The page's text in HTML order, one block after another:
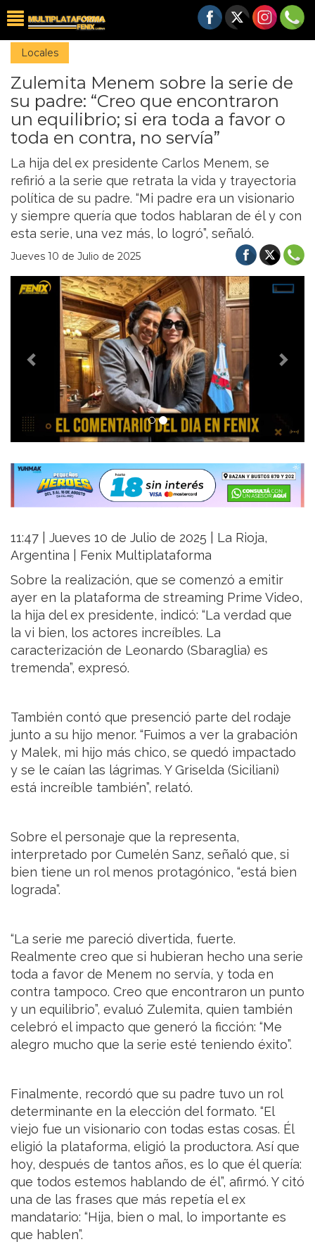
Locales
Zulemita Menem sobre la serie de
su padre: “Creo que encontraron
un equilibrio; si era toda a favor o
toda en contra, no servía”
La hija del ex presidente Carlos Menem, se
refirió a la serie que retrata la vida y trayectoria
política de su padre. “Mi padre era un visionario
y siempre quería que todos hablaran de él y con
esta serie, una vez más, lo logró”, señaló.
Jueves 10 de Julio de 2025
Previous Next
11:47 | Jueves 10 de Julio de 2025 | La Rioja,
Argentina | Fenix Multiplataforma
Sobre la realización, que se comenzó a emitir
ayer en la plataforma de streaming Prime Video,
la hija del ex presidente, indicó: “La verdad que
la vi bien, los actores increíbles. La
caracterización de Leonardo (Sbaraglia) es
tremenda”, expresó.
También contó que presenció parte del rodaje
junto a su hijo menor. “Fuimos a ver la grabación
y Malek, mi hijo más chico, se quedó impactado
y se le caían las lágrimas. Y Griselda (Siciliani)
está increíble también”, relató.
Sobre el personaje que la representa,
interpretado por Cumelén Sanz, señaló que, si
bien tiene un rol menos protagónico, “está bien
lograda”.
“La serie me pareció divertida, fuerte.
Realmente creo que si hubieran hecho una serie
toda a favor de Menem no servía, y toda en
contra tampoco. Creo que encontraron un punto
y un equilibrio”, evaluó Zulemita, quien también
celebró el impacto que generó la ficción: “Me
alegro mucho que la serie esté teniendo éxito”.
Finalmente, recordó que su padre tuvo un rol
determinante en la elección del formato. “El
viejo fue un visionario con todas estas cosas. Él
eligió la plataforma, eligió la productora. Así que
hoy, después de tantos años, es lo que él quería:
que todos estemos hablando de él”, afirmó. Y citó
una de las frases que más repetía el ex
mandatario: “Hija, bien o mal, lo importante es
que hablen”.